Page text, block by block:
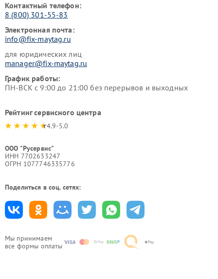
Мы принимаем
все формы оплаты
Контактный телефон:
8 (800) 301-55-83
Электронная почта:
info@fix-maytag.ru
для юридических лиц
manager@fix-maytag.ru
График работы:
ПН-ВСК с 9:00 до 21:00 без перерывов и выходных
Рейтинг сервисного центра
4.9-5.0
ООО "Русервис"
ИНН 7702633247
ОГРН 1077746335776
Поделиться в соц. сетях: